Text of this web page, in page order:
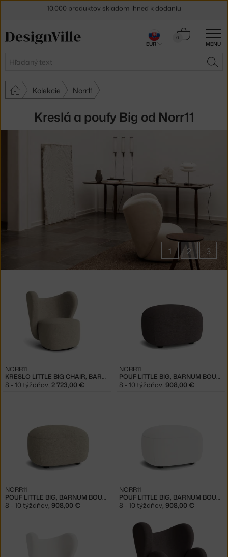
MENU
Hľadať
0
Košík
Kolekcie Norr11
Kreslá a poufy Big od Norr11
1 2 3
kolekcii
KRESLO LITTLE BIG CHAIR, BARNUM BOUCLÉ 03
NORR11
8 - 10 týždňov 2 723,00 €
POUF LITTLE BIG, BARNUM BOUCLÉ 11
NORR11
8 - 10 týždňov 908,00 €
POUF LITTLE BIG, BARNUM BOUCLÉ 03
NORR11
8 - 10 týždňov 908,00 €
POUF LITTLE BIG, BARNUM BOUCLÉ 01
NORR11
8 - 10 týždňov 908,00 €
30 dní na vrátenie tovaru
EUR